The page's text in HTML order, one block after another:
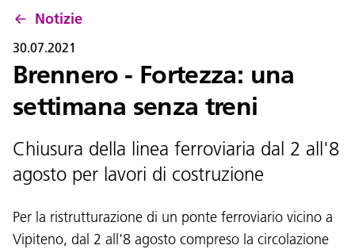
Progetti
Assistenza e contatto
Notizie
30.07.2021
Brennero - Fortezza: una
settimana senza treni
Chiusura della linea ferroviaria dal 2 all'8
agosto per lavori di costruzione
Per la ristrutturazione di un ponte ferroviario vicino a
Vipiteno, dal 2 all'8 agosto compreso la circolazione